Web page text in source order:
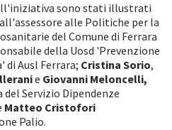
sono stati illustrati
alle Politiche per la
del Comune di Ferrara
della Uosd 'Prevenzione
Ausl Ferrara; Cristina Sorio,
e Giovanni Meloncelli,
Servizio Dipendenze
Matteo Cristofori
Palio.